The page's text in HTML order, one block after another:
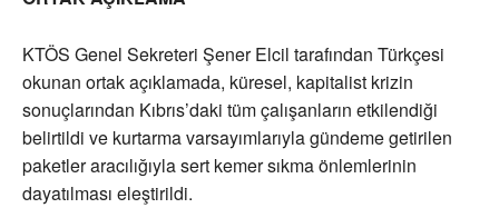
KTÖS Genel Sekreteri Şener Elcil tarafından Türkçesi
okunan ortak açıklamada, küresel, kapitalist krizin
sonuçlarından Kıbrıs’daki tüm çalışanların etkilendiği
belirtildi ve kurtarma varsayımlarıyla gündeme getirilen
paketler aracılığıyla sert kemer sıkma önlemlerinin
dayatılması eleştirildi.